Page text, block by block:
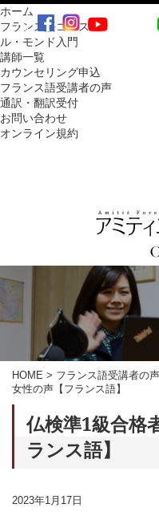
ホーム
フランス語コース
ル・モンド入門
講師一覧
カウンセリング申込
フランス語受講者の声
通訳・翻訳受付
お問い合わせ
オンライン規約
HOME > フランス語受講者の声
女性の声【フランス語】
仏検準1級合格
ランス語】
2023年1月17日